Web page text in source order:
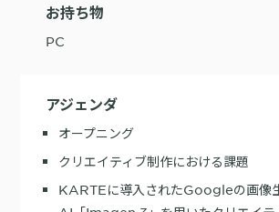
お持ち物
PC
アジェンダ
オープニング
クリエイティブ制作における課題
KARTEに導入されたGoogleの画像